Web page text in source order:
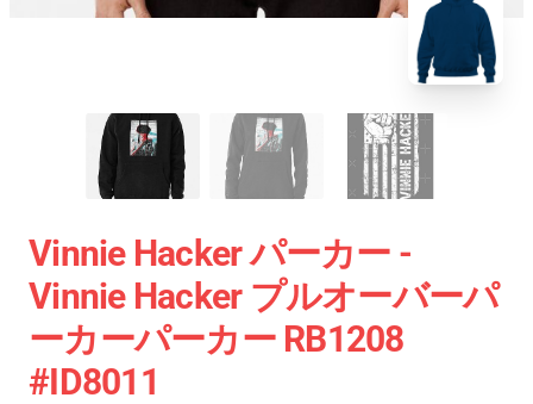
Vinnie Hacker パーカー -
Vinnie Hacker プルオーバーパ
ーカーパーカー RB1208
#ID8011